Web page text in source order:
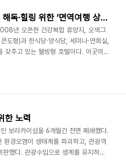
호텔앤레스토랑 - 강원도 양양 오색그린야드호텔 해독·힐링 위한 ‘면역여행 상품’ 선봬
년 오픈한 건강복합 휴양지, 오색그
형)과 한식당·양식당, 세미나·연회실,
갖추고 있는 웰빙형 호텔이다. 이곳의
다량 함유하고 있는 저온 온천(27℃)이
기순환장치가 설치된 실내(130..
한 노력
보라카이섬을 6개월간 전면 폐쇄했다.
환경오염이 생태계를 파괴하고, 관광객
판했다. 관광수입으로 생계를 유지하는